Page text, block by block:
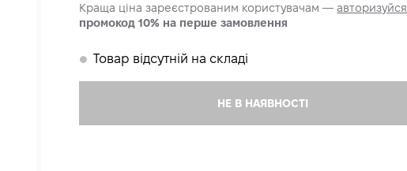
Краща ціна зареєстрованим користувачам —авторизуйся
промокод 10% на перше замовлення
𒊹 Товар відсутній на складі
НЕ В НАЯВНОСТІ